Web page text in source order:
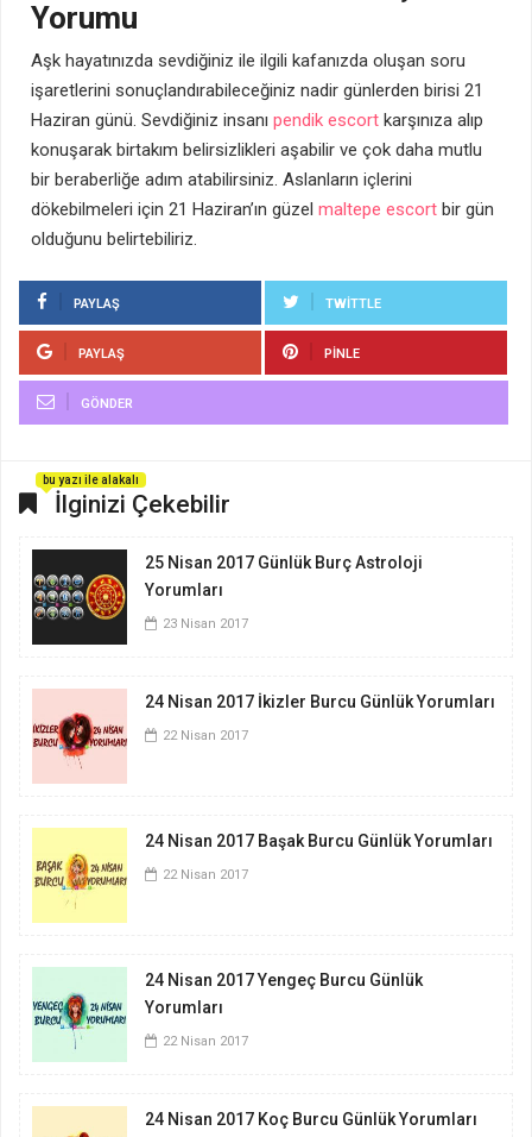
Yorumu
Aşk hayatınızda sevdiğiniz ile ilgili kafanızda oluşan soru
işaretlerini sonuçlandırabileceğiniz nadir günlerden birisi 21
Haziran günü. Sevdiğiniz insanı pendik escort karşınıza alıp
konuşarak birtakım belirsizlikleri aşabilir ve çok daha mutlu
bir beraberliğe adım atabilirsiniz. Aslanların içlerini
dökebilmeleri için 21 Haziran’ın güzel maltepe escort bir gün
olduğunu belirtebiliriz.
PAYLAŞ TWITTLE
PAYLAŞ PINLE
GÖNDER
İlginizi Çekebilir
bu yazı ile alakalı
25 Nisan 2017 Günlük Burç Astroloji
Yorumları
23 Nisan 2017
24 Nisan 2017 İkizler Burcu Günlük Yorumları
22 Nisan 2017
24 Nisan 2017 Başak Burcu Günlük Yorumları
22 Nisan 2017
24 Nisan 2017 Yengeç Burcu Günlük
Yorumları
22 Nisan 2017
24 Nisan 2017 Koç Burcu Günlük Yorumları